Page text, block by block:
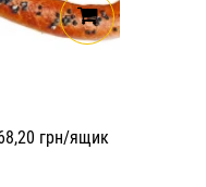
грн/ящик